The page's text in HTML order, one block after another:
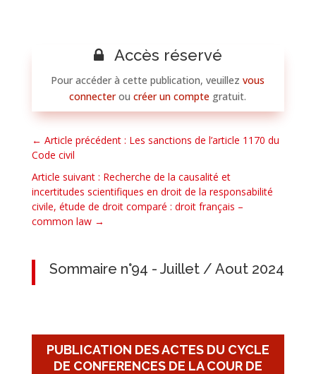
Accès réservé
Pour accéder à cette publication, veuillezvous
connecteroucréer un compte gratuit.
← Article précédent : Les sanctions de l’article 1170 du
Code civil
Article suivant : Recherche de la causalité et
incertitudes scientifiques en droit de la responsabilité
civile, étude de droit comparé : droit français –
common law→
Sommaire n°94 - Juillet / Aout 2024
PUBLICATION DES ACTES DU CYCLE
DE CONFERENCES DE LA COUR DE